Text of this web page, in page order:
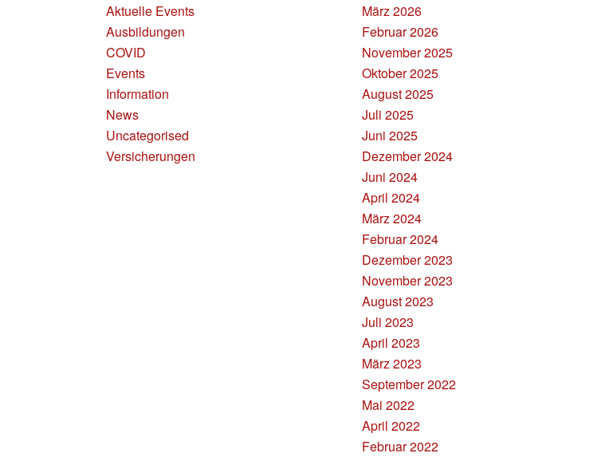
Aktuelle Events
Ausbildungen
COVID
Events
Information
News
Uncategorised
Versicherungen
März 2026
Februar 2026
November 2025
Oktober 2025
August 2025
Juli 2025
Juni 2025
Dezember 2024
Juni 2024
April 2024
März 2024
Februar 2024
Dezember 2023
November 2023
August 2023
Juli 2023
April 2023
März 2023
September 2022
Mai 2022
April 2022
Februar 2022